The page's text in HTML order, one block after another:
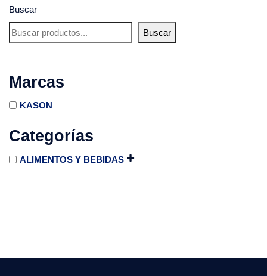
Buscar
Buscar
Marcas
KASON
Categorías
ALIMENTOS Y BEBIDAS